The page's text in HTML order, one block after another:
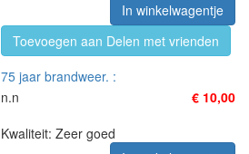
In winkelwagentje
Toevoegen aan Delen met vrienden
75 jaar brandweer. :
n.n
€ 10,00
Kwaliteit: Zeer goed